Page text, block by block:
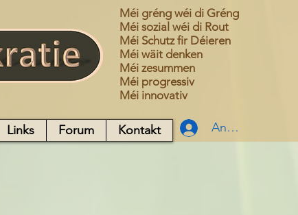
Méi gréng wéi di Gréng
Méi sozial wéi di Rout
Méi Schutz fir Déieren
Méi wäit denken
Méi zesummen
Méi progressiv
Méi innovativ
Anmelden
Links Forum Kontakt